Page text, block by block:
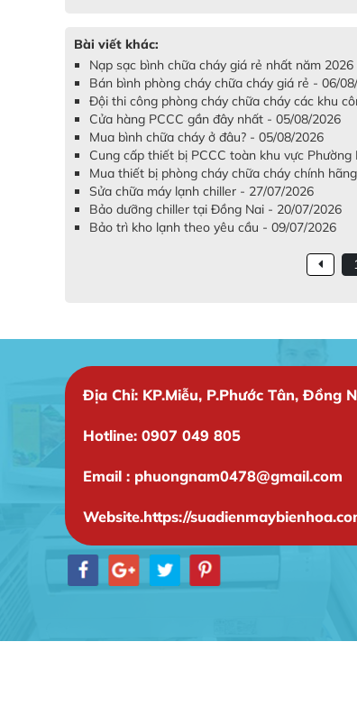
Bài viết khác:
Nạp sạc bình chữa cháy giá rẻ nhất năm
Bán bình phòng cháy chữa cháy giá rẻ - 06/
Đội thi công phòng cháy chữa cháy các khu
Cửa hàng PCCC gần đây nhất - 05/08/2026
Mua bình chữa cháy ở đâu? - 05/08/2026
Cung cấp thiết bị PCCC toàn khu vực
Mua thiết bị phòng cháy chữa cháy chính
Sửa chữa máy lạnh chiller - 27/07/2026
Bảo dưỡng chiller tại Đồng Nai - 20/07/2026
Bảo trì kho lạnh theo yêu cầu - 09/07/2026
Địa Chỉ: KP.Miễu, P.Phước Tân, Đồng
Hotline: 0907 049 805
Email : phuongnam0478@gmail.com
Website.https://